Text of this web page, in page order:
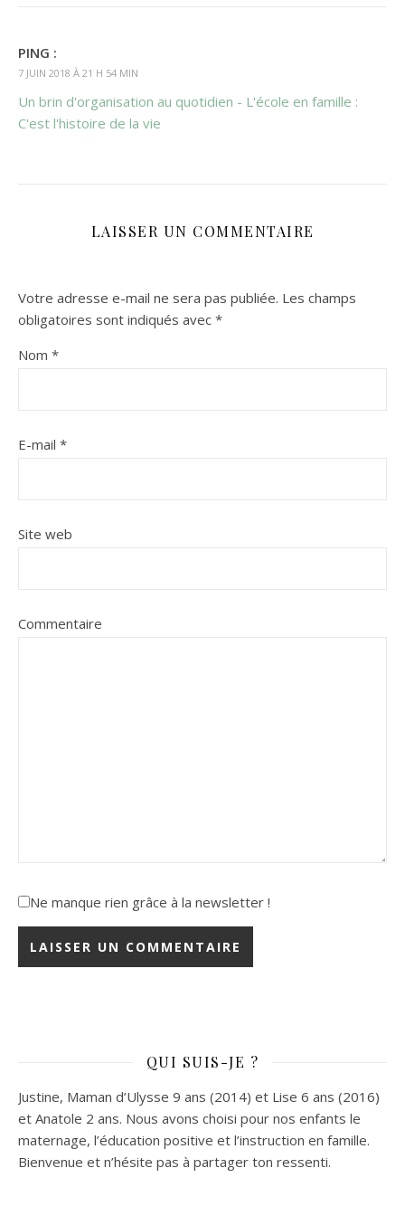
PING :
7 JUIN 2018 À 21 H 54 MIN
Un brin d'organisation au quotidien - L'école en famille :
C'est l'histoire de la vie
LAISSER UN COMMENTAIRE
Votre adresse e-mail ne sera pas publiée. Les champs
obligatoires sont indiqués avec *
Nom *
E-mail *
Site web
Commentaire
Ne manque rien grâce à la newsletter !
QUI SUIS-JE ?
Justine, Maman d’Ulysse 9 ans (2014) et Lise 6 ans (2016)
et Anatole 2 ans. Nous avons choisi pour nos enfants le
maternage, l’éducation positive et l’instruction en famille.
Bienvenue et n’hésite pas à partager ton ressenti.